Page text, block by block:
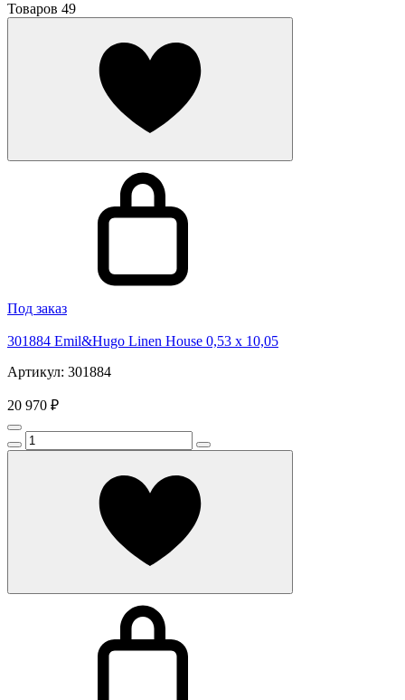
Товаров 49
Под заказ
301884 Emil&Hugo Linen House 0,53 x 10,05
Артикул: 301884
20 970 ₽